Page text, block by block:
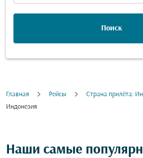
Поиск
Главная Рейсы Cтрана прилёта:
Индонезия
Наши самые